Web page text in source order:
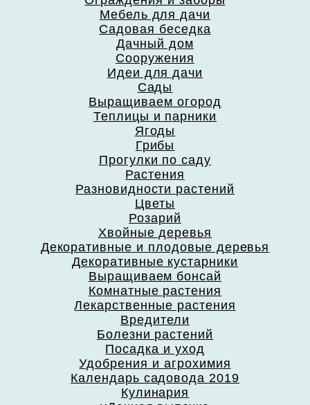
Мебель для дачи
Садовая беседка
Дачный дом
Сооружения
Идеи для дачи
Сады
Выращиваем огород
Теплицы и парники
Ягоды
Грибы
Прогулки по саду
Растения
Разновидности растений
Цветы
Розарий
Хвойные деревья
Декоративные и плодовые деревья
Декоративные кустарники
Выращиваем бонсай
Комнатные растения
Лекарственные растения
Вредители
Болезни растений
Посадка и уход
Удобрения и агрохимия
Календарь садовода 2019
Кулинария